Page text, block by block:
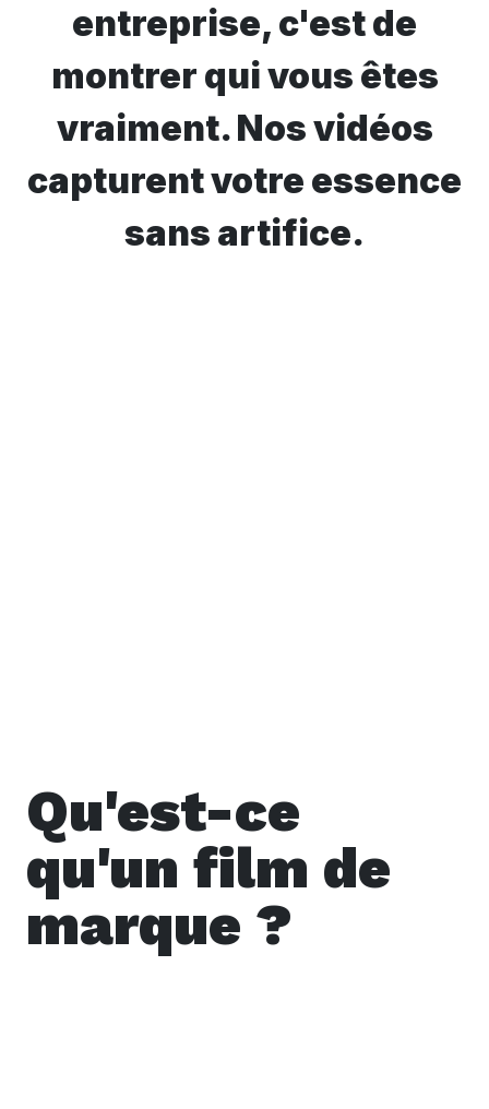
entreprise, c'est de
montrer qui vous êtes
vraiment. Nos vidéos
capturent votre essence
sans artifice.
Qu'est-ce
qu'un film de
marque ?